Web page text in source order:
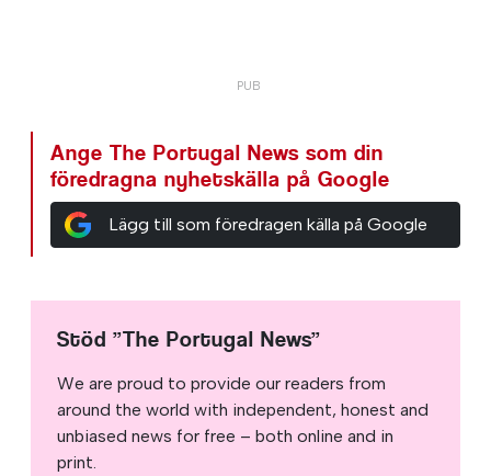
Ange The Portugal News som din
föredragna nyhetskälla på Google
Lägg till som föredragen källa på Google
Stöd ”The Portugal News”
We are proud to provide our readers from
around the world with independent, honest and
unbiased news for free – both online and in
print.